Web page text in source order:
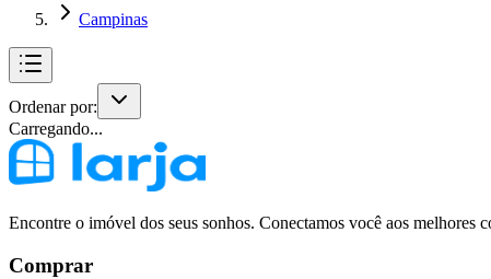
Campinas
Ordenar por:
Carregando...
Encontre o imóvel dos seus sonhos. Conectamos você aos melhores
Comprar